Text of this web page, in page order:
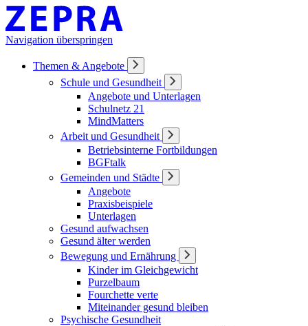
Navigation überspringen
Themen & Angebote
Schule und Gesundheit
Angebote und Unterlagen
Schulnetz 21
MindMatters
Arbeit und Gesundheit
Betriebsinterne Fortbildungen
BGFtalk
Gemeinden und Städte
Angebote
Praxisbeispiele
Unterlagen
Gesund aufwachsen
Gesund älter werden
Bewegung und Ernährung
Kinder im Gleichgewicht
Purzelbaum
Fourchette verte
Miteinander gesund bleiben
Psychische Gesundheit